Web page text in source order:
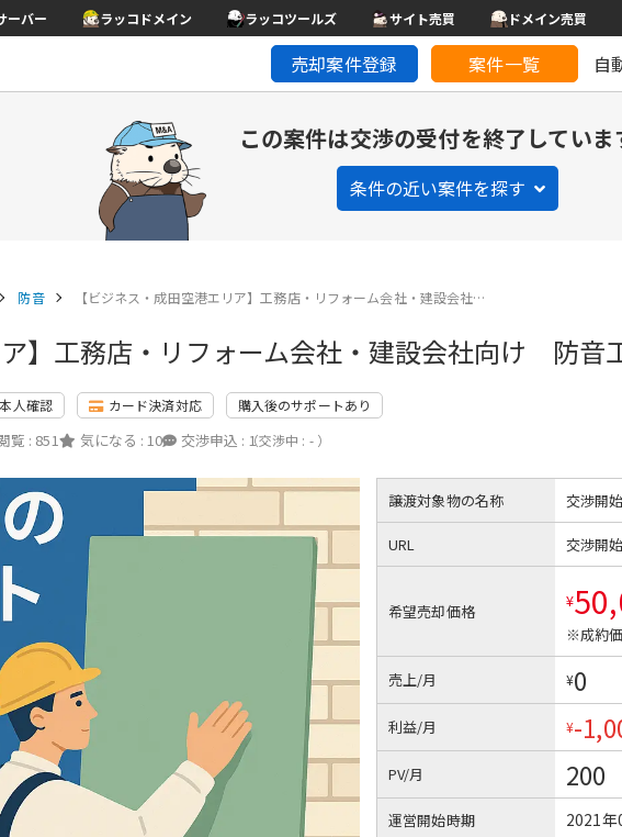
ーバー ラッコドメイン ラッコツールズ サイト売買 ドメイン売買
売却案件登録 案件一覧 自
この案件は交渉の受付を終了していま
条件の近い案件を探す
防音 【ビジネス・成田空港エリア】工務店・リフォーム会社・建設会社…
ア】工務店・リフォーム会社・建設会社向け 防音
本人確認 カード決済対応 購入後のサポートあり
覧 : 851 気になる : 10 交渉申込 : 1
（交渉中 : - ）
譲渡対象物の名称 交渉開
URL 交渉開
希望売却価格 ¥
※成約
売上/月 ¥0
利益/月 ¥-
PV/月 200
運営開始時期 2021年